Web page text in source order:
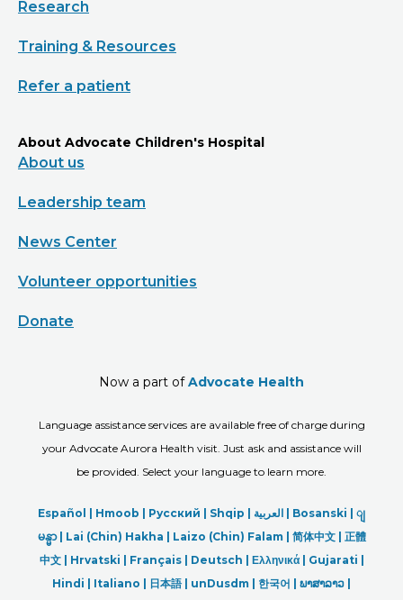
Research
Training & Resources
Refer a patient
About Advocate Children's Hospital
About us
Leadership team
News Center
Volunteer opportunities
Donate
Now a part ofAdvocate Health
Language assistance services are available free of charge during
your Advocate Aurora Health visit. Just ask and assistance will
be provided. Select your language to learn more.
Español | Hmoob | Русский | Shqip | العربیة | Bosanski | ျ
မန္မာ| Lai (Chin) Hakha | Laizo (Chin) Falam | 简体中文 | 正體
中文 | Hrvatski | Français | Deutsch | Ελληνικά | Gujarati |
Hindi | Italiano | 日本語| unDusdm | 한국어 | ພາສາລາວ |